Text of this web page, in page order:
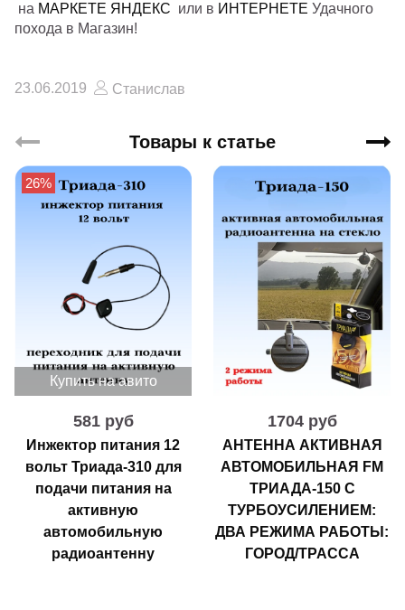
на МАРКЕТЕ ЯНДЕКС или в ИНТЕРНЕТЕ Удачного
похода в Магазин!
23.06.2019 Станислав
Товары к статье
Купить на авито
26%
581 руб
Инжектор питания 12
вольт Триада-310 для
подачи питания на
активную
автомобильную
радиоантенну
1704 руб
АНТЕННА АКТИВНАЯ
АВТОМОБИЛЬНАЯ FM
ТРИАДА-150 С
ТУРБОУСИЛЕНИЕМ:
ДВА РЕЖИМА РАБОТЫ:
ГОРОД/ТРАССА